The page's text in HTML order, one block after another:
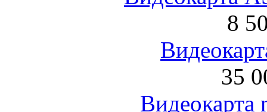
8
35
Видеокарта